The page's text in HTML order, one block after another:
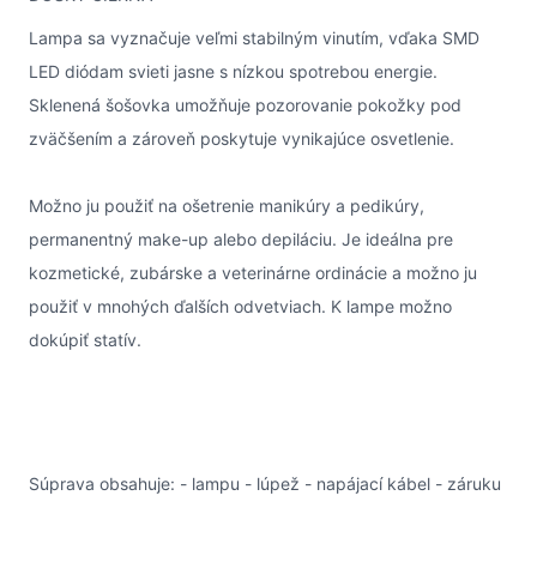
Lampa sa vyznačuje veľmi stabilným vinutím, vďaka SMD
LED diódam svieti jasne s nízkou spotrebou energie.
Sklenená šošovka umožňuje pozorovanie pokožky pod
zväčšením a zároveň poskytuje vynikajúce osvetlenie.
Možno ju použiť na ošetrenie manikúry a pedikúry,
permanentný make-up alebo depiláciu. Je ideálna pre
kozmetické, zubárske a veterinárne ordinácie a možno ju
použiť v mnohých ďalších odvetviach. K lampe možno
dokúpiť statív.
Súprava obsahuje: - lampu - lúpež - napájací kábel - záruku